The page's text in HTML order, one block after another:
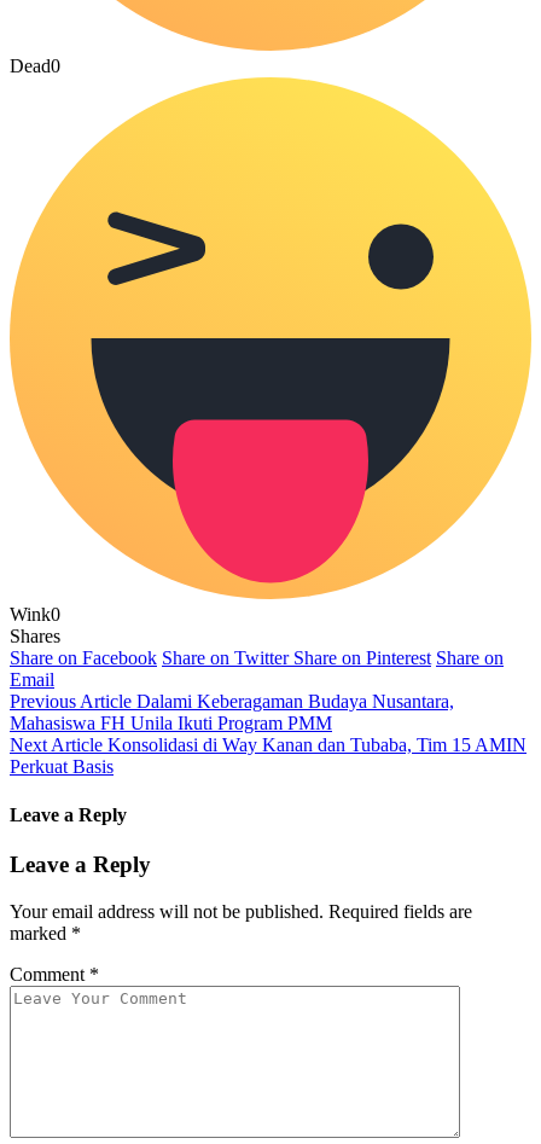
Dead0
Wink0
Shares
Share on Facebook Share on Twitter Share on Pinterest Share on
Email
Previous Article Dalami Keberagaman Budaya Nusantara,
Mahasiswa FH Unila Ikuti Program PMM
Next Article Konsolidasi di Way Kanan dan Tubaba, Tim 15 AMIN
Perkuat Basis
Leave a Reply
Leave a Reply
Your email address will not be published. Required fields are
marked *
Comment *